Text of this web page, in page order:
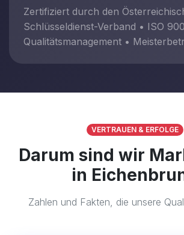
Zertifiziert durch den
Schlüsseldienst-Verband • ISO
Qualitätsmanagement •
VERTRAUEN & ERFOLGE
Darum sind wir
in
Zahlen und Fakten, die unsere